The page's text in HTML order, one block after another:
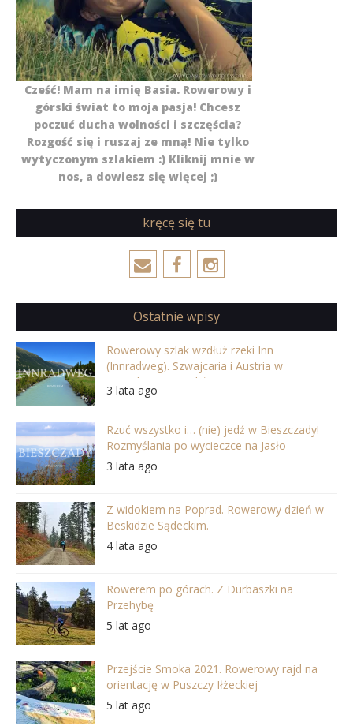
Cześć! Mam na imię Basia. Rowerowy i
górski świat to moja pasja! Chcesz
poczuć ducha wolności i szczęścia?
Rozgość się i ruszaj ze mną! Nie tylko
wytyczonym szlakiem :) Kliknij mnie w
nos, a dowiesz się więcej ;)
kręcę się tu
Ostatnie wpisy
Rowerowy szlak wzdłuż rzeki Inn
(Innradweg). Szwajcaria i Austria w
najpiękniejszej odsłonie
3 lata ago
Rzuć wszystko i… (nie) jedź w Bieszczady!
Rozmyślania po wycieczce na Jasło
3 lata ago
Z widokiem na Poprad. Rowerowy dzień w
Beskidzie Sądeckim.
4 lata ago
Rowerem po górach. Z Durbaszki na
Przehybę
5 lat ago
Przejście Smoka 2021. Rowerowy rajd na
orientację w Puszczy Iłżeckiej
5 lat ago